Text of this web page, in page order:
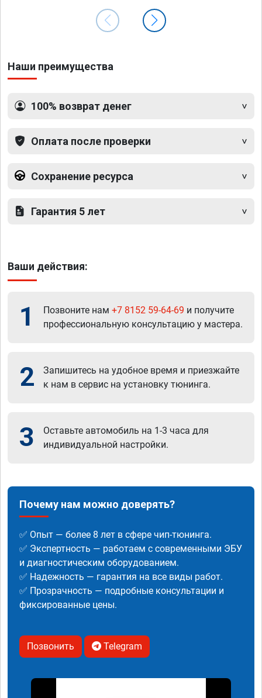
Наши преимущества
100% возврат денег
Оплата после проверки
Сохранение ресурса
Гарантия 5 лет
Ваши действия:
1 Позвоните нам +7 8152 59-64-69 и получите
профессиональную консультацию у мастера.
2
Запишитесь на удобное время и приезжайте
к нам в сервис на установку тюнинга.
3
Оставьте автомобиль на 1-3 часа для
индивидуальной настройки.
Почему нам можно доверять?
✅ Опыт — более 8 лет в сфере чип-тюнинга.
✅ Экспертность — работаем с современными ЭБУ
и диагностическим оборудованием.
✅ Надежность — гарантия на все виды работ.
✅ Прозрачность — подробные консультации и
фиксированные цены.
Позвонить Telegram